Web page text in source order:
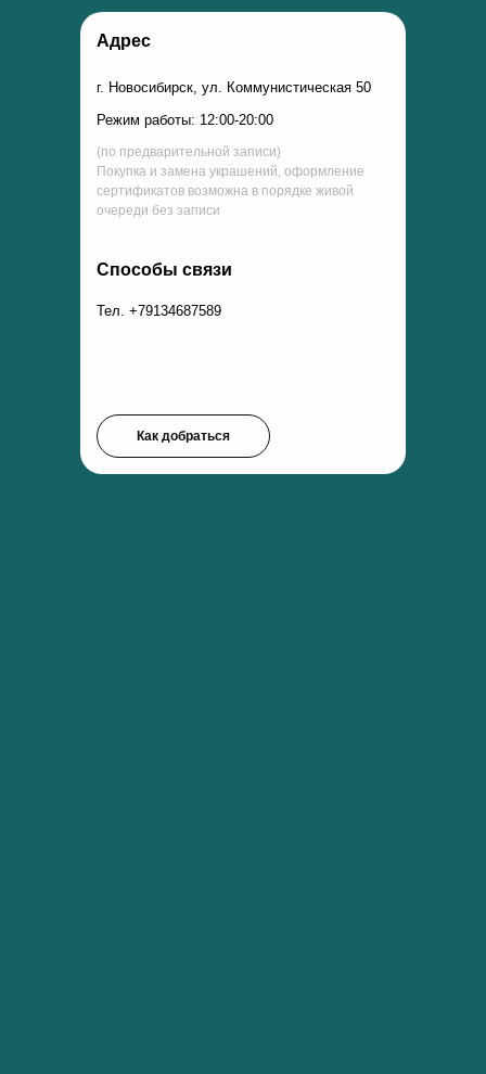
Адрес
Способы связи
г. Новосибирск, ул. Коммунистическая 50
Тел. +79134687589
Режим работы: 12:00-20:00
(по предварительной записи)
Покупка и замена украшений, оформление
сертификатов возможна в порядке живой
очереди без записи
Как добраться